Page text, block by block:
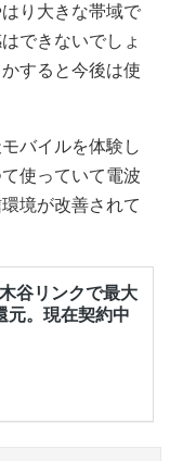
り大きな帯域で
できないでしょ
すると今後は使
バイルを体験し
使っていて電波
境が改善されて